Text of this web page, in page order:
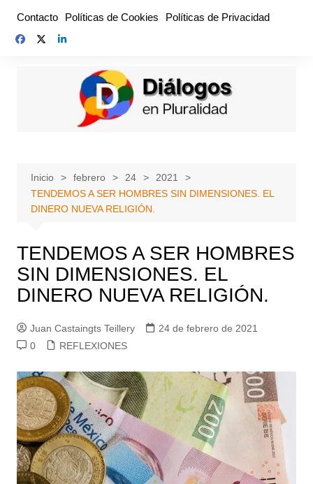
contenido
Contacto Políticas de Cookies Políticas de Privacidad
Inicio febrero 24
2021
TENDEMOS A SER HOMBRES SIN DIMENSIONES. EL
DINERO NUEVA RELIGIÓN.
TENDEMOS A SER HOMBRES
SIN DIMENSIONES. EL
DINERO NUEVA RELIGIÓN.
Juan Castaingts Teillery
24 de febrero de 2021
0
REFLEXIONES